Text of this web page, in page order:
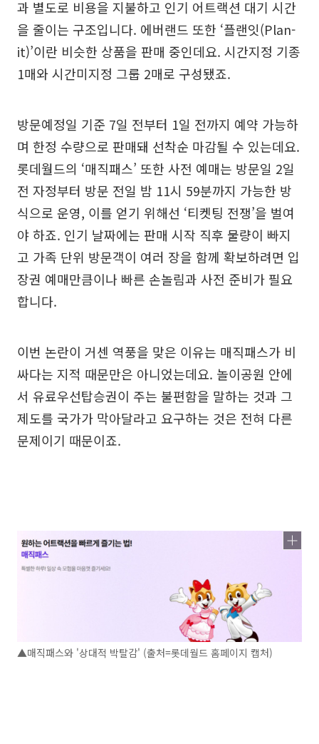
과 별도로 비용을 지불하고 인기 어트랙션 대기 시간
을 줄이는 구조입니다. 에버랜드 또한 ‘플랜잇(Plan-
it)’이란 비슷한 상품을 판매 중인데요. 시간지정 기종
1매와 시간미지정 그룹 2매로 구성됐죠.
방문예정일 기준 7일 전부터 1일 전까지 예약 가능하
며 한정 수량으로 판매돼 선착순 마감될 수 있는데요.
롯데월드의 ‘매직패스’ 또한 사전 예매는 방문일 2일
전 자정부터 방문 전일 밤 11시 59분까지 가능한 방
식으로 운영, 이를 얻기 위해선 ‘티켓팅 전쟁’을 벌여
야 하죠. 인기 날짜에는 판매 시작 직후 물량이 빠지
고 가족 단위 방문객이 여러 장을 함께 확보하려면 입
장권 예매만큼이나 빠른 손놀림과 사전 준비가 필요
합니다.
이번 논란이 거센 역풍을 맞은 이유는 매직패스가 비
싸다는 지적 때문만은 아니었는데요. 놀이공원 안에
서 유료우선탑승권이 주는 불편함을 말하는 것과 그
제도를 국가가 막아달라고 요구하는 것은 전혀 다른
문제이기 때문이죠.
▲매직패스와 '상대적 박탈감' (출처=롯데월드 홈페이지 캡처)